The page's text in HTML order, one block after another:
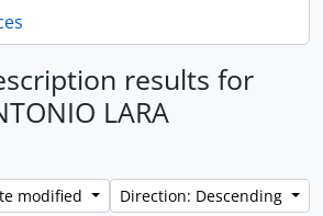
results for
LARA
modified Direction: Descending